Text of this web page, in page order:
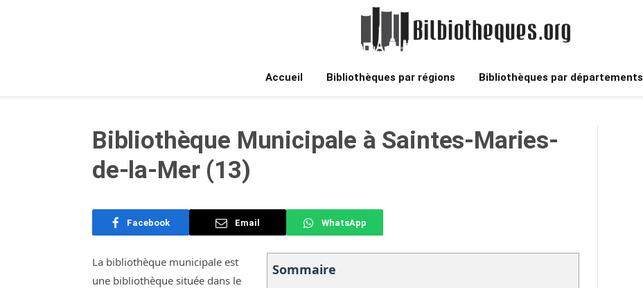
Accueil Bibliothèques par régions Bibliothèques par départements
Bibliothèque Municipale à Saintes-Maries-
de-la-Mer (13)
Facebook Email WhatsApp
Sommaire
La bibliothèque municipale est
une bibliothèque située dans le